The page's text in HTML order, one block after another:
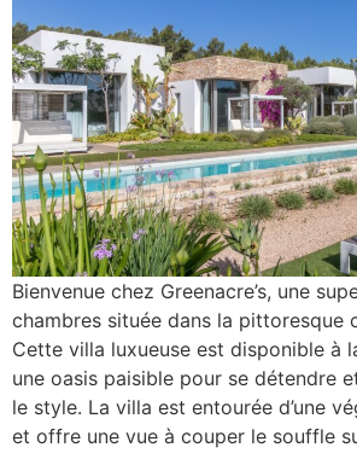
Bienvenue chez Greenacre’s, une
chambres située dans la pittoresque
Cette villa luxueuse est disponible à
une oasis paisible pour se détendre
le style. La villa est entourée d’une
et offre une vue à couper le souffle